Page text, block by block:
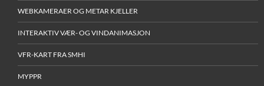
WEBKAMERAER OG METAR KJELLER
INTERAKTIV VÆR- OG VINDANIMASJON
VFR-KART FRA SMHI
MYPPR